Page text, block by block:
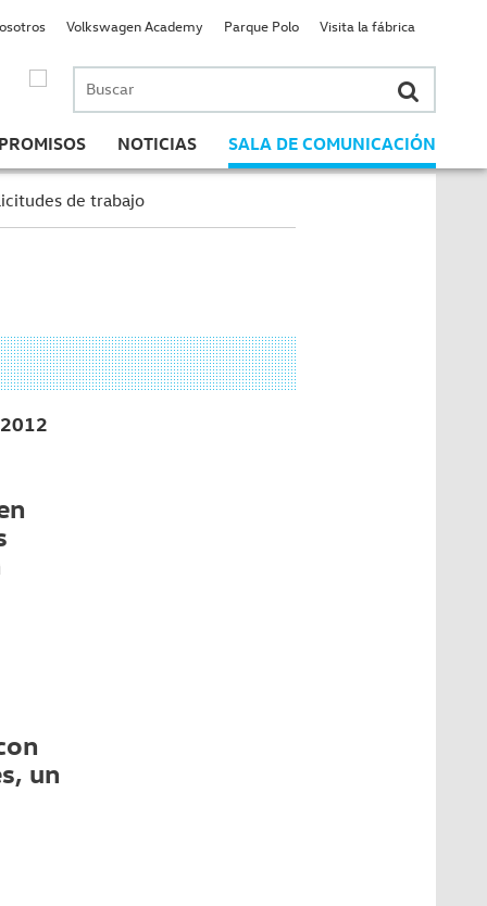
Buscar
por:
NOTICIAS SALA DE COMUNICACIÓN
Volkswagen Academy Parque Polo Visita la fábrica
de trabajo
2012
un